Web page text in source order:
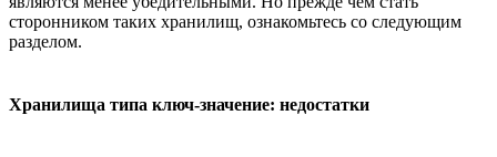
сторонником таких хранилищ, ознакомьтесь со следующим
разделом.
Хранилища типа ключ-значение: недостатки